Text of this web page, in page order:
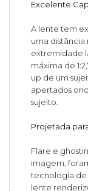
Excelente
A lente tem
uma distância
extremidade
máxima de
up de um
apertados
sujeito.
Projetada
Flare e
imagem,
tecnologia de
lente